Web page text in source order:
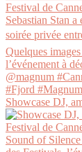
Showcase DJ,